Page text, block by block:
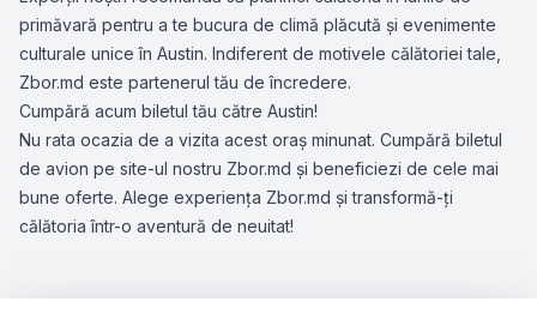
primăvară pentru a te bucura de climă plăcută și evenimente
culturale unice în Austin. Indiferent de motivele călătoriei tale,
Zbor.md este partenerul tău de încredere.
Cumpără acum biletul tău către Austin!
Nu rata ocazia de a vizita acest oraș minunat. Cumpără biletul
de avion pe site-ul nostru Zbor.md și beneficiezi de cele mai
bune oferte. Alege experiența Zbor.md și transformă-ți
călătoria într-o aventură de neuitat!